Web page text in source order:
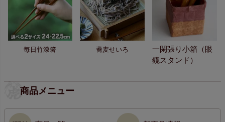
毎日竹漆箸 蕎麦せいろ
一閑張り小箱（眼
鏡スタンド）
商品メニュー